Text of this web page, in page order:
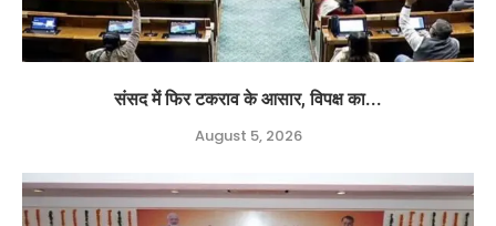
संसद में फिर टकराव के आसार, विपक्ष का...
August 5, 2026